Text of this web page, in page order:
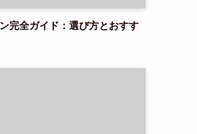
完全ガイド：選び方とおすす